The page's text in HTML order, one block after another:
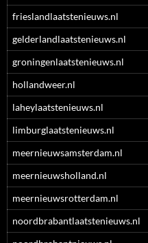
frieslandlaatstenieuws.nl
gelderlandlaatstenieuws.nl
groningenlaatstenieuws.nl
hollandweer.nl
laheylaatstenieuws.nl
limburglaatstenieuws.nl
meernieuwsamsterdam.nl
meernieuwsholland.nl
meernieuwsrotterdam.nl
noordbrabantlaatstenieuws.nl